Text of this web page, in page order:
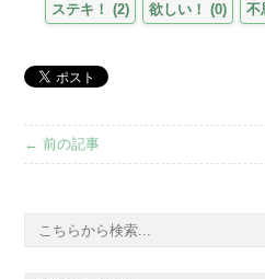
ステキ！
(2) 欲しい！ (0) 不
← 前の記事